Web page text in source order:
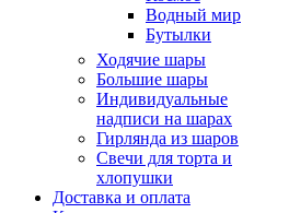
Водный мир
Бутылки
Ходячие шары
Большие шары
Индивидуальные
надписи на шарах
Гирлянда из шаров
Свечи для торта и
хлопушки
Доставка и оплата